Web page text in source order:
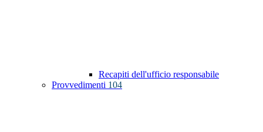
Recapiti dell'ufficio responsabile
Provvedimenti 104